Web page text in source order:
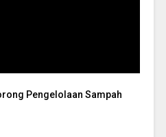
Pengelolaan Sampah